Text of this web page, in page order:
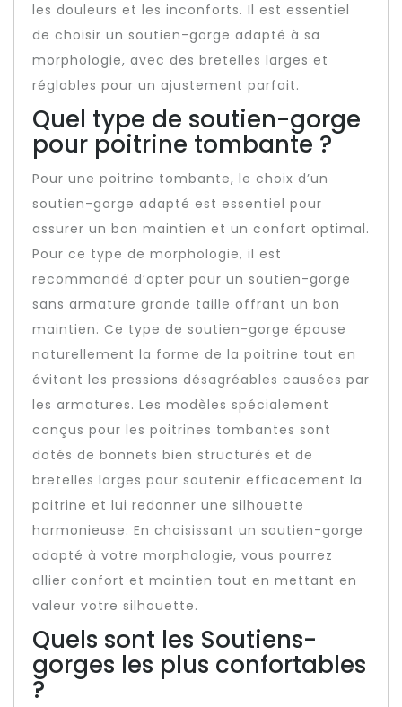
les douleurs et les inconforts. Il est essentiel
de choisir un soutien-gorge adapté à sa
morphologie, avec des bretelles larges et
réglables pour un ajustement parfait.
Quel type de soutien-gorge
pour poitrine tombante ?
Pour une poitrine tombante, le choix d’un
soutien-gorge adapté est essentiel pour
assurer un bon maintien et un confort optimal.
Pour ce type de morphologie, il est
recommandé d’opter pour un soutien-gorge
sans armature grande taille offrant un bon
maintien. Ce type de soutien-gorge épouse
naturellement la forme de la poitrine tout en
évitant les pressions désagréables causées par
les armatures. Les modèles spécialement
conçus pour les poitrines tombantes sont
dotés de bonnets bien structurés et de
bretelles larges pour soutenir efficacement la
poitrine et lui redonner une silhouette
harmonieuse. En choisissant un soutien-gorge
adapté à votre morphologie, vous pourrez
allier confort et maintien tout en mettant en
valeur votre silhouette.
Quels sont les Soutiens-
gorges les plus confortables
?